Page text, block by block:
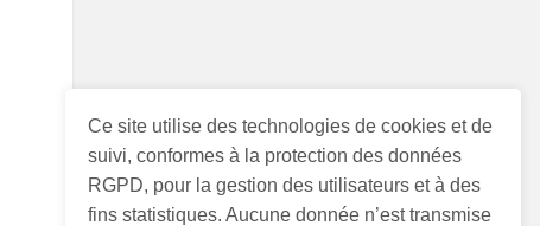
Ce site utilise des technologies de cookies et de
suivi, conformes à la protection des données
RGPD, pour la gestion des utilisateurs et à des
fins statistiques. Aucune donnée n’est transmise